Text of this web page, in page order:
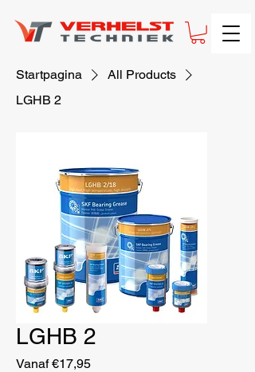
Startpagina
All Products
LGHB 2
LGHB 2
Vanaf€17,95Verkoopprijs